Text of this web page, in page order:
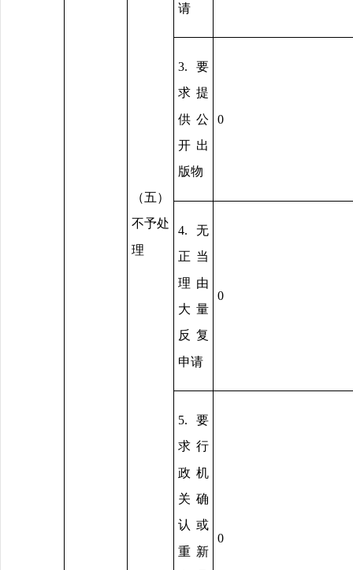
（五）
不予处
理
请
3.要
求提
供公
开出
版物
0
4.无
正当
理由
大量
反复
申请
0
5.要
求行
政机
关确
认或
重新
0